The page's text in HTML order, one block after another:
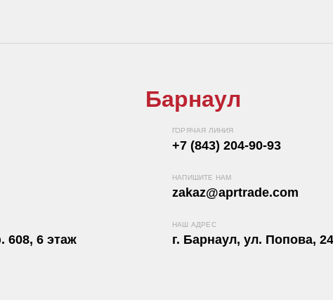
608, 6 этаж
Барнаул
ГОРЯЧАЯ ЛИНИЯ
+7 (843) 204-90-93
НАПИШИТЕ НАМ
zakaz@aprtrade.com
НАШ АДРЕС
г. Барнаул, ул. Попова,